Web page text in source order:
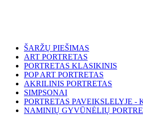
ŠARŽŲ PIEŠIMAS
ART PORTRETAS
PORTRETAS KLASIKINIS
POP ART PORTRETAS
AKRILINIS PORTRETAS
SIMPSONAI
PORTRETAS PAVEIKSLELYJE -
NAMINIŲ GYVŪNĖLIŲ